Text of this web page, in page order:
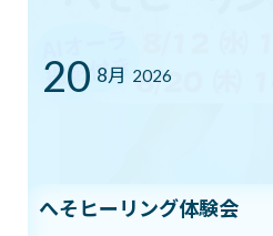
20 8月 2026
へそヒーリング体験会